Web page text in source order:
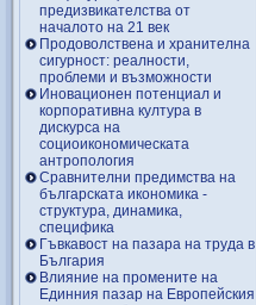
предизвикателства от
началото на 21 век
Продоволствена и хранителна
сигурност: реалности,
проблеми и възможности
Иновационен потенциал и
корпоративна култура в
дискурса на
социоикономическата
антропология
Сравнителни предимства на
българската икономика -
структура, динамика,
специфика
Гъвкавост на пазара на труда в
България
Влияние на промените на
Единния пазар на Европейския